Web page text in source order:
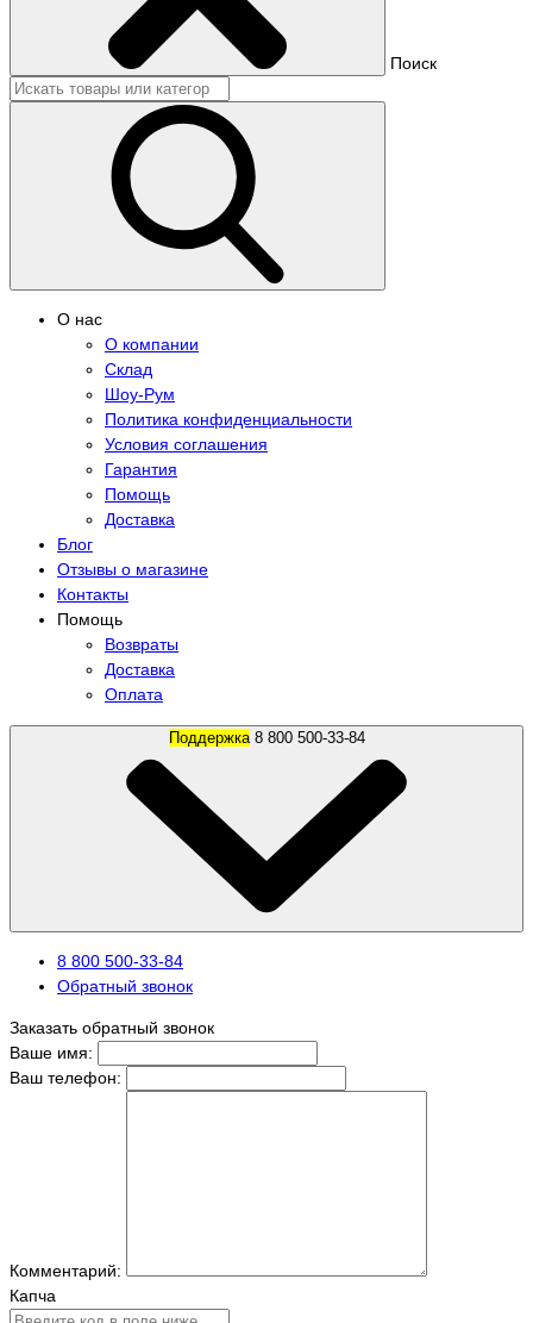
Поиск
О нас
О компании
Склад
Шоу-Рум
Политика конфиденциальности
Условия соглашения
Гарантия
Помощь
Доставка
Блог
Отзывы о магазине
Контакты
Помощь
Возвраты
Доставка
Оплата
Поддержка 8 800 500-33-84
8 800 500-33-84
Обратный звонок
Заказать обратный звонок
Ваше имя:
Ваш телефон:
Комментарий:
Капча